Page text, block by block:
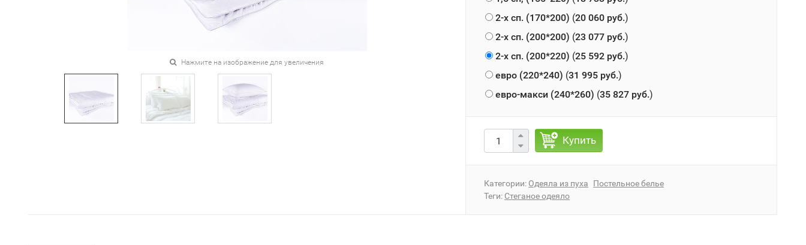
Нажмите на изображение для увеличения
2-х сп. (170*200) (20 060 руб.)
2-х сп. (200*200) (23 077 руб.)
2-х сп. (200*220) (25 592 руб.)
евро (220*240) (31 995 руб.)
евро-макси (240*260) (35 827 руб.)
Купить
Категории: Одеяла из пуха
Постельное белье
Теги: Стеганое одеяло